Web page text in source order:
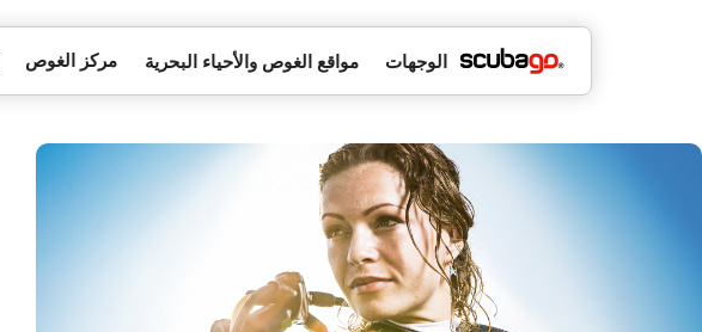
الوجهات مواقع الغوص والأحياء البحرية مركز الغوص